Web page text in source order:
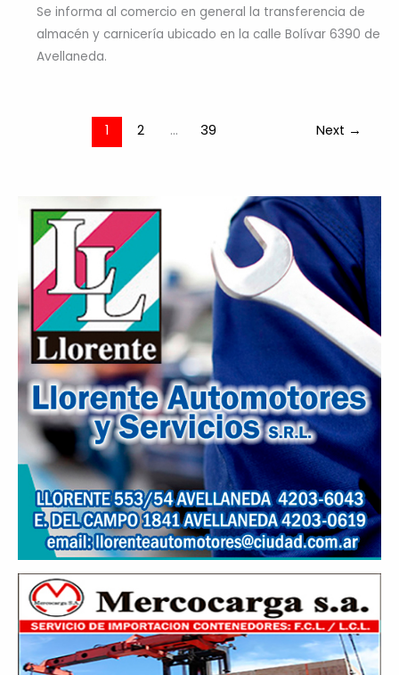
Se informa al comercio en general la transferencia de
almacén y carnicería ubicado en la calle Bolívar 6390 de
Avellaneda.
1 2 … 39 Next →